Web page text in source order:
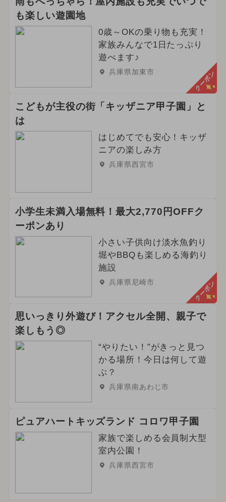
も楽しい遊園地
0歳～OKの乗り物も充実！
家族みんなで1日たっぷり
遊べます♪
兵庫県加東市 クーポン
こどもが主役の街「キッザニア甲子園」と
は
はじめてでも安心！キッザ
ニアの楽しみ方
兵庫県西宮市
小学生未満入場無料！最大2,770円OFFク
ーポンあり
小さい子供向け淡水魚釣り
堀やBBQも楽しめる海釣り
施設
兵庫県尼崎市 クーポン
思いっきり外遊び！アクセル全開、親子で
楽しもう◎
“やりたい！”がきっと見つ
かる場所！今日は何して遊
ぶ？
兵庫県南あわじ市
ピュアハートキッズランド コロワ甲子園
家族で楽しめる会員制大型
室内公園！
兵庫県西宮市